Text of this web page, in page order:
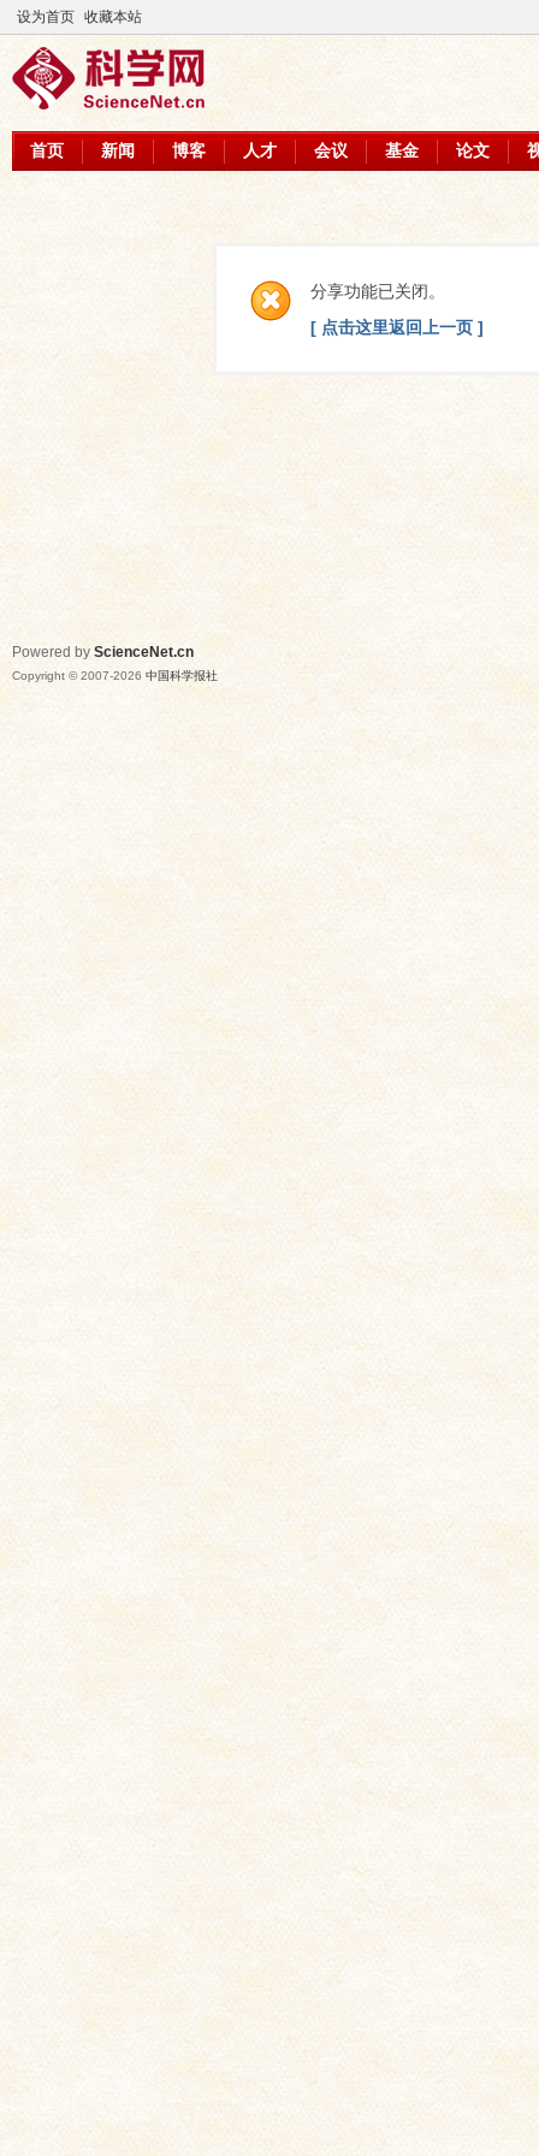
设为首页 收藏本站
首页 新闻 博客 人才 会议 基金 论文
分享功能已关闭。
[ 点击这里返回上一页 ]
Powered by ScienceNet.cn
Copyright © 2007-2026 中国科学报社